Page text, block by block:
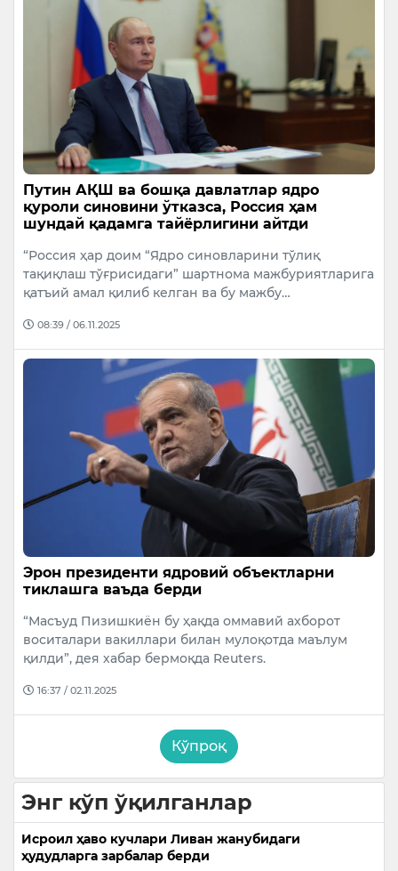
Путин АҚШ ва бошқа давлатлар ядро
қуроли синовини ўтказса, Россия ҳам
шундай қадамга тайёрлигини айтди
“Россия ҳар доим “Ядро синовларини тўлиқ
тақиқлаш тўғрисидаги” шартнома мажбуриятларига
қатъий амал қилиб келган ва бу мажбу…
08:39 / 06.11.2025
Эрон президенти ядровий объектларни
тиклашга ваъда берди
“Масъуд Пизишкиён бу ҳақда оммавий ахборот
воситалари вакиллари билан мулоқотда маълум
қилди”, дея хабар бермоқда Reuters.
16:37 / 02.11.2025
Кўпроқ
Энг кўп ўқилганлар
Исроил ҳаво кучлари Ливан жанубидаги
ҳудудларга зарбалар берди